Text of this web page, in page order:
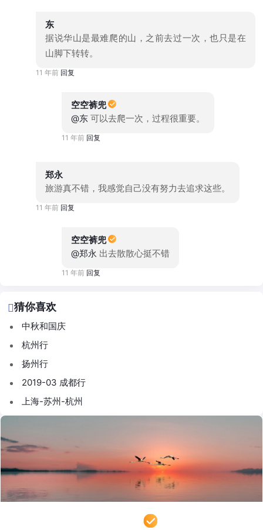
东
据说华山是最难爬的山，之前去过一次，也只是在
山脚下转转。
11 年前 回复
空空裤兜
@东 可以去爬一次，过程很重要。
11 年前 回复
郑永
旅游真不错，我感觉自己没有努力去追求这些。
11 年前 回复
空空裤兜
@郑永 出去散散心挺不错
11 年前 回复
猜你喜欢
中秋和国庆
杭州行
扬州行
2019-03 成都行
上海-苏州-杭州